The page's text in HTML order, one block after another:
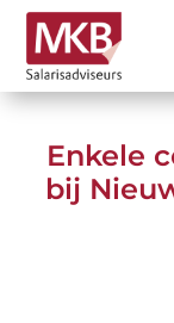
Enkele
bij